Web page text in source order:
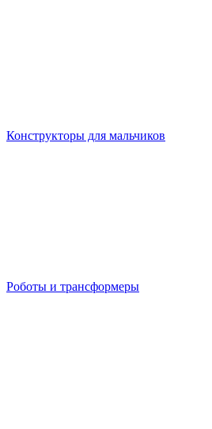
Конструкторы для мальчиков
Роботы и трансформеры